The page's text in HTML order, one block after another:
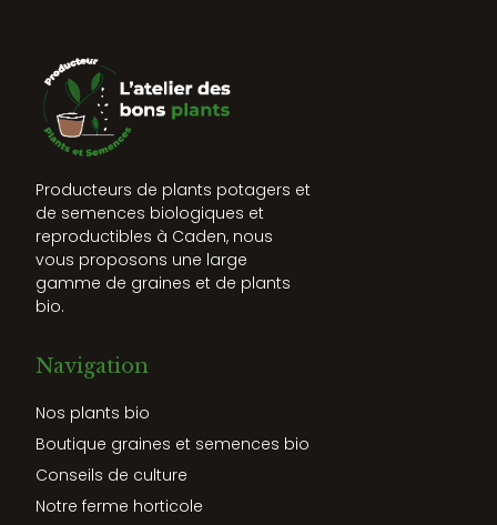
Producteurs de plants potagers et
de semences biologiques et
reproductibles à Caden, nous
vous proposons une large
gamme de graines et de plants
bio.
Navigation
Nos plants bio
Boutique graines et semences bio
Conseils de culture
Notre ferme horticole